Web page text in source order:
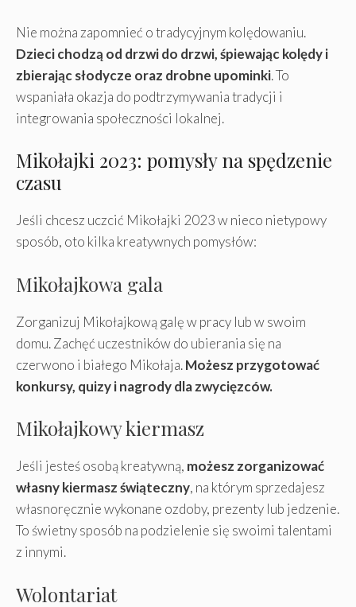
Nie można zapomnieć o tradycyjnym kolędowaniu.
Dzieci chodzą od drzwi do drzwi, śpiewając kolędy i
zbierając słodycze oraz drobne upominki. To
wspaniała okazja do podtrzymywania tradycji i
integrowania społeczności lokalnej.
Mikołajki 2023: pomysły na spędzenie
czasu
Jeśli chcesz uczcić Mikołajki 2023 w nieco nietypowy
sposób, oto kilka kreatywnych pomysłów:
Mikołajkowa gala
Zorganizuj Mikołajkową galę w pracy lub w swoim
domu. Zachęć uczestników do ubierania się na
czerwono i białego Mikołaja.Możesz przygotować
konkursy, quizy i nagrody dla zwycięzców.
Mikołajkowy kiermasz
Jeśli jesteś osobą kreatywną, możesz zorganizować
własny kiermasz świąteczny, na którym sprzedajesz
własnoręcznie wykonane ozdoby, prezenty lub jedzenie.
To świetny sposób na podzielenie się swoimi talentami
z innymi.
Wolontariat